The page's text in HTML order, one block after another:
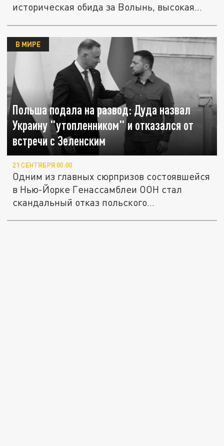
историческая обида за Волынь, высокая...
Польша подала на развод: Дуда назвал
Украину "утопленником" и отказался от
встречи с Зеленским
В МИРЕ
21 СЕНТЯБРЯ 00:00
Одним из главных сюрпризов состоявшейся
в Нью-Йорке Генассамблеи ООН стал
скандальный отказ польского...